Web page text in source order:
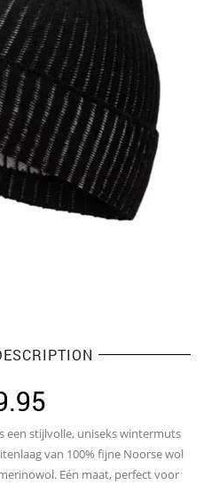
een stijlvolle, uniseks wintermuts
van 100% fijne Noorse wol
Eén maat, perfect voor